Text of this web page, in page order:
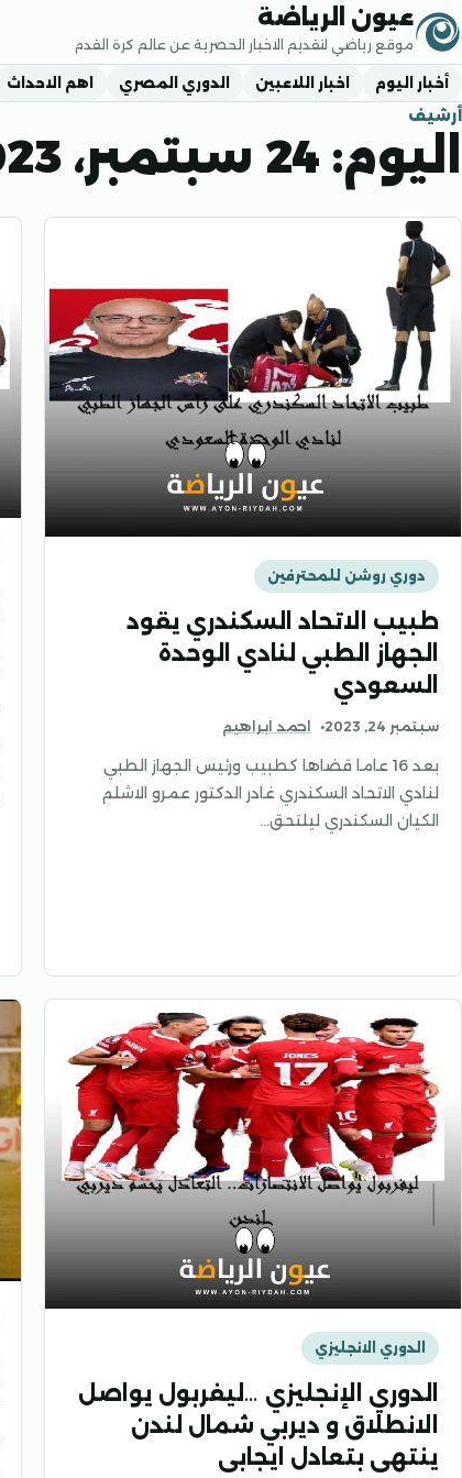
تجاوز إلى المحتوى
عيون الرياضة
موقع رياضي لتقديم الاخبار الحصرية عن عالم كرة القدم
أخبار اليوم اخبار اللاعبين الدوري المصري اهم الاحداث
أرشيف
اليوم: 24 سبتمبر، 2023
دوري روشن للمحترفين
طبيب الاتحاد السكندري يقود
الجهاز الطبي لنادي الوحدة
السعودي
سبتمبر 24, 2023 احمد ابراهيم
بعد 16 عاما قضاها كطبيب ورئيس الجهاز الطبي
لنادي الاتحاد السكندري غادر الدكتور عمرو الاشلم
الكيان السكندري ليلتحق…
الدوري الانجليزي
الدوري الإنجليزي …ليفربول يواصل
الانطلاق و ديربي شمال لندن
ينتهى بتعادل ايجابى